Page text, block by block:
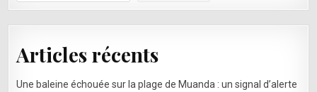
Articles récents
Une baleine échouée sur la plage de Muanda : un signal d’alerte